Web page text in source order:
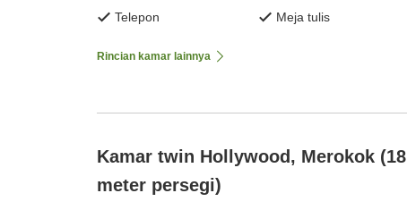
Telepon
Meja tulis
Rincian kamar lainnya
Kamar twin Hollywood, Merokok (18
meter persegi)